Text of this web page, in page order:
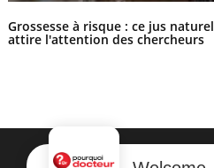
Grossesse à risque : ce jus naturel
attire l'attention des chercheurs